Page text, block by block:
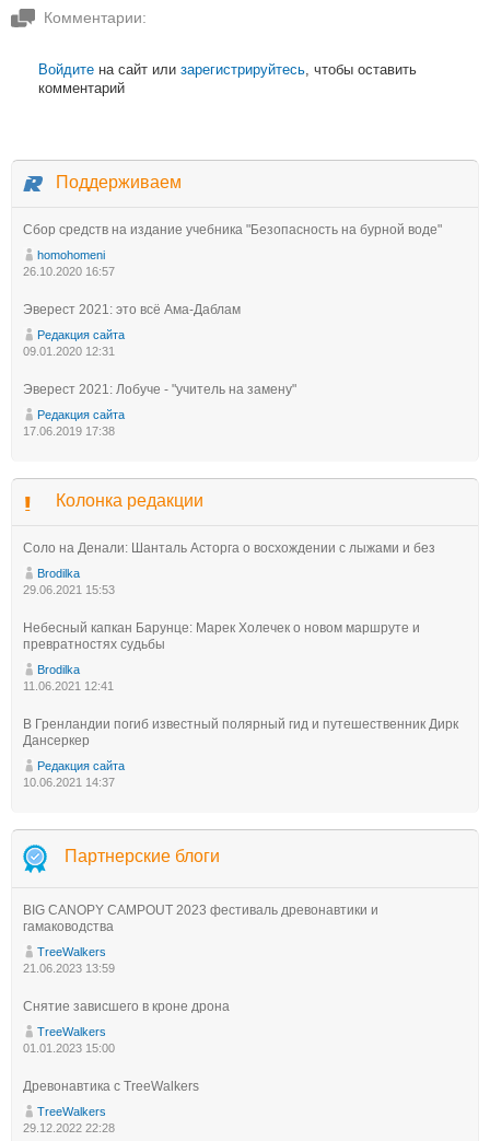
Комментарии:
Войдите на сайт или зарегистрируйтесь, чтобы оставить
комментарий
Поддерживаем
Сбор средств на издание учебника "Безопасность на бурной воде"
homohomeni
26.10.2020 16:57
Эверест 2021: это всё Ама-Даблам
Редакция сайта
09.01.2020 12:31
Эверест 2021: Лобуче - "учитель на замену"
Редакция сайта
17.06.2019 17:38
Колонка редакции
Соло на Денали: Шанталь Асторга о восхождении с лыжами и без
Brodilka
29.06.2021 15:53
Небесный капкан Барунце: Марек Холечек о новом маршруте и
превратностях судьбы
Brodilka
11.06.2021 12:41
В Гренландии погиб известный полярный гид и путешественник Дирк
Дансеркер
Редакция сайта
10.06.2021 14:37
Партнерские блоги
BIG CANOPY CAMPOUT 2023 фестиваль древонавтики и
гамаководства
TreeWalkers
21.06.2023 13:59
Снятие зависшего в кроне дрона
TreeWalkers
01.01.2023 15:00
Древонавтика с TreeWalkers
TreeWalkers
29.12.2022 22:28